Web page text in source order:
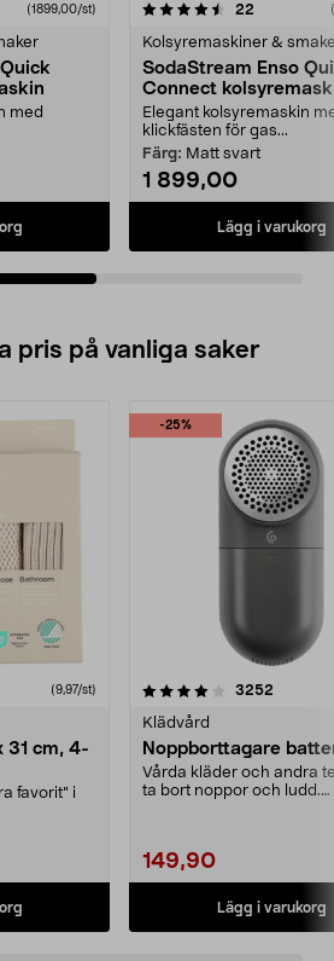
(1899,00/st)
med
22 recensioner
Kolsyremaskiner &
SodaStream Enso
Connect
Elegant kolsyremaskin
klickfästen för gas...
Färg: Matt svart
1 899,00
Lägg i varukorg
4.5av 5 stjärnor
pris på vanliga saker
(9,97/st)
31 cm, 4-
favorit” i
-25%
3252
Klädvård
Noppborttagare
Vårda kläder och andra
ta bort noppor och ludd.
149,90
Lägg i varukorg
4.5av 5 stjärnor